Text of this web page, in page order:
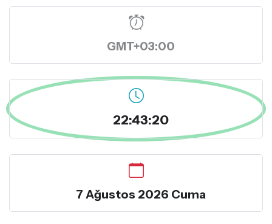
GMT+03:00
22:43:20
7 Ağustos 2026 Cuma